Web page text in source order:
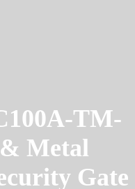
TM-
Metal
Gate